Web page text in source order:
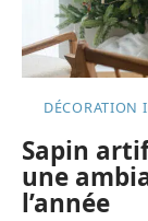
DÉCORATION
Sapin
une
l’année